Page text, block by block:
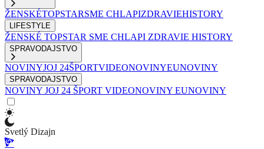
ŽENSKÉTOPSTARSME CHLAPIZDRAVIEHISTORY
LIFESTYLE
ŽENSKÉ TOPSTAR SME CHLAPI ZDRAVIE HISTORY
SPRAVODAJSTVO
NOVINYJOJ 24ŠPORTVIDEONOVINYEUNOVINY
SPRAVODAJSTVO
NOVINY JOJ 24 ŠPORT VIDEONOVINY EUNOVINY
Svetlý Dizajn